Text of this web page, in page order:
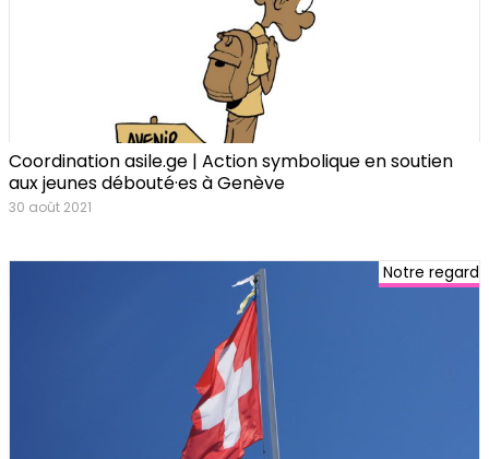
Coordination asile.ge | Action symbolique en soutien
aux jeunes débouté·es à Genève
30 août 2021
Notre regard